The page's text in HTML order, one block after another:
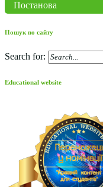
Постанова
Пошук по сайту
Search for:
Educational website